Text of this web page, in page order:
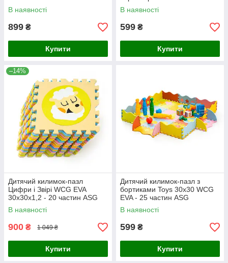
В наявності
899 ₴
Купити
В наявності
599 ₴
Купити
–14%
Дитячий килимок-пазл
Цифри і Звірі WCG EVA
30х30х1,2 - 20 частин ASG
В наявності
900 ₴ 1 049 ₴
Купити
Дитячий килимок-пазл з
бортиками Toys 30x30 WCG
EVA - 25 частин ASG
В наявності
599 ₴
Купити